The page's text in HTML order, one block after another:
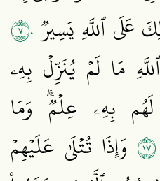
ٱللَّهِ يَسِيرٞ٧٠
مَا لَمۡ يُنَزِّلۡ بِهِۦ
بِهِۦ عِلۡمٞۗ وَمَا
٧١ وَإِذَا تُتۡلَىٰ عَلَيۡهِمۡ